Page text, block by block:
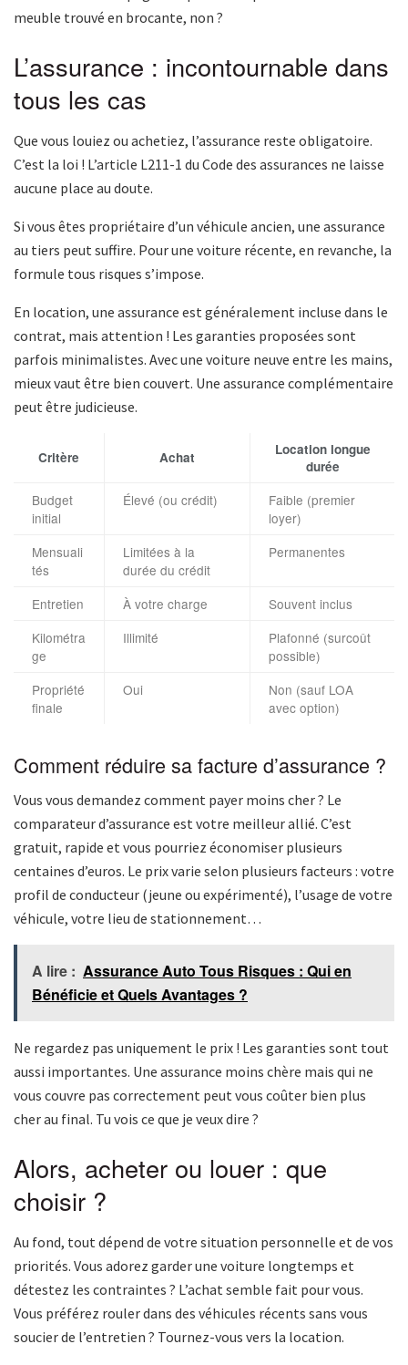
meuble trouvé en brocante, non ?
L’assurance : incontournable dans
tous les cas
Que vous louiez ou achetiez, l’assurance reste obligatoire.
C’est la loi ! L’article L211-1 du Code des assurances ne laisse
aucune place au doute.
Si vous êtes propriétaire d’un véhicule ancien, une assurance
au tiers peut suffire. Pour une voiture récente, en revanche, la
formule tous risques s’impose.
En location, une assurance est généralement incluse dans le
contrat, mais attention ! Les garanties proposées sont
parfois minimalistes. Avec une voiture neuve entre les mains,
mieux vaut être bien couvert. Une assurance complémentaire
peut être judicieuse.
Critère Achat
Location longue
durée
Budget
initial
Élevé (ou crédit)
Faible (premier
loyer)
Mensuali
tés
Limitées à la
durée du crédit
Permanentes
Entretien À votre charge
Souvent inclus
Kilométra
ge
Illimité
Plafonné (surcoût
possible)
Propriété
finale
Oui
Non (sauf LOA
avec option)
Comment réduire sa facture d’assurance ?
Vous vous demandez comment payer moins cher ? Le
comparateur d’assurance est votre meilleur allié. C’est
gratuit, rapide et vous pourriez économiser plusieurs
centaines d’euros. Le prix varie selon plusieurs facteurs : votre
profil de conducteur (jeune ou expérimenté), l’usage de votre
véhicule, votre lieu de stationnement…
A lire : Assurance Auto Tous Risques : Qui en
Bénéficie et Quels Avantages ?
Ne regardez pas uniquement le prix ! Les garanties sont tout
aussi importantes. Une assurance moins chère mais qui ne
vous couvre pas correctement peut vous coûter bien plus
cher au final. Tu vois ce que je veux dire ?
Alors, acheter ou louer : que
choisir ?
Au fond, tout dépend de votre situation personnelle et de vos
priorités. Vous adorez garder une voiture longtemps et
détestez les contraintes ? L’achat semble fait pour vous.
Vous préférez rouler dans des véhicules récents sans vous
soucier de l’entretien ? Tournez-vous vers la location.